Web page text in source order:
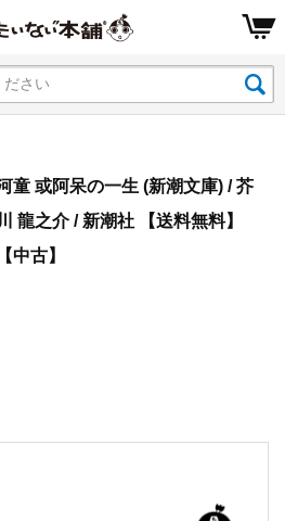
童 或阿呆の一生 (新潮文庫) / 芥
川 龍之介 / 新潮社 【送料無料】
【中古】